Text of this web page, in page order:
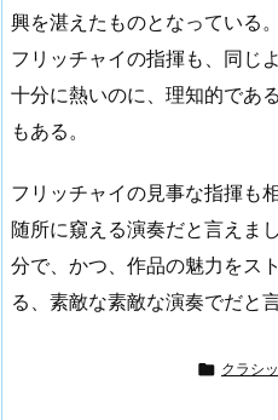
興を湛えたものとなっている。
フリッチャイの指揮も、同じ
十分に熱いのに、理知的であ
もある。
フリッチャイの見事な指揮も
随所に窺える演奏だと言えま
分で、かつ、作品の魅力をス
る、素敵な素敵な演奏でだと
 クラシ